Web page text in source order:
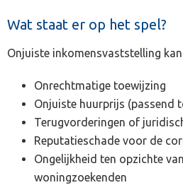
Wat staat er op het spel?
Onjuiste inkomensvaststelling
Onrechtmatige toewijzing
Onjuiste huurprijs (passend
Terugvorderingen of
Reputatieschade voor de
Ongelijkheid ten opzichte
woningzoekenden